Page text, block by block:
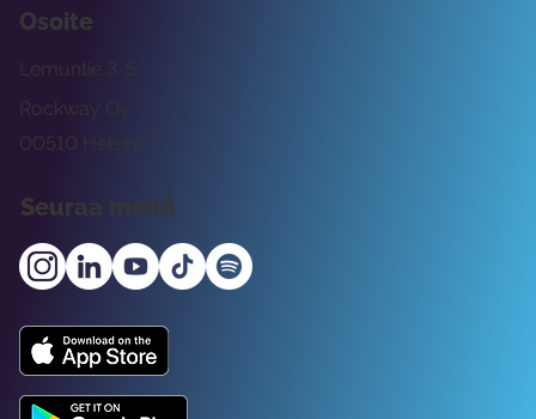
Osoite
Rockway Oy
Lemuntie 3-5
00510 Helsinki
Seuraa meitä